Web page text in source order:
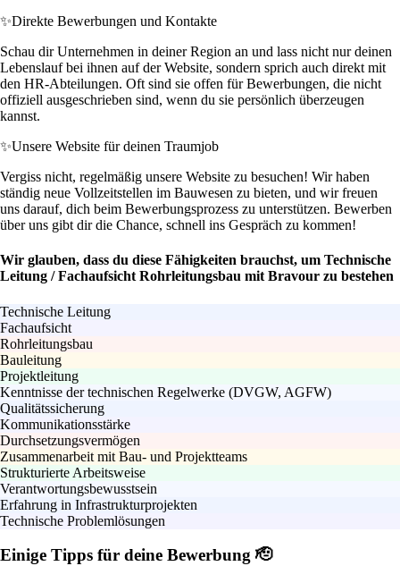
✨Direkte Bewerbungen und Kontakte
Schau dir Unternehmen in deiner Region an und lass nicht nur deinen
Lebenslauf bei ihnen auf der Website, sondern sprich auch direkt mit
den HR-Abteilungen. Oft sind sie offen für Bewerbungen, die nicht
offiziell ausgeschrieben sind, wenn du sie persönlich überzeugen
kannst.
✨Unsere Website für deinen Traumjob
Vergiss nicht, regelmäßig unsere Website zu besuchen! Wir haben
ständig neue Vollzeitstellen im Bauwesen zu bieten, und wir freuen
uns darauf, dich beim Bewerbungsprozess zu unterstützen. Bewerben
über uns gibt dir die Chance, schnell ins Gespräch zu kommen!
Wir glauben, dass du diese Fähigkeiten brauchst, um Technische
Leitung / Fachaufsicht Rohrleitungsbau mit Bravour zu bestehen
Technische Leitung
Fachaufsicht
Rohrleitungsbau
Bauleitung
Projektleitung
Kenntnisse der technischen Regelwerke (DVGW, AGFW)
Qualitätssicherung
Kommunikationsstärke
Durchsetzungsvermögen
Zusammenarbeit mit Bau- und Projektteams
Strukturierte Arbeitsweise
Verantwortungsbewusstsein
Erfahrung in Infrastrukturprojekten
Technische Problemlösungen
Einige Tipps für deine Bewerbung 🫡